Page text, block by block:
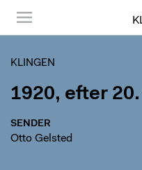
KLINGEN
1920, efter
SENDER
Otto Gelsted